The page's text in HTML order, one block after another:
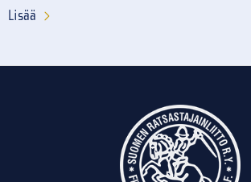
Lisää